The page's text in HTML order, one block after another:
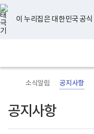
너
비
767px
이
하
이 누리집은 대한민국 공
지메
홈
소식알림 공지사항
공지사항
유
튜
브
페
이
스
북
인
스
타
그
램
블
로
그